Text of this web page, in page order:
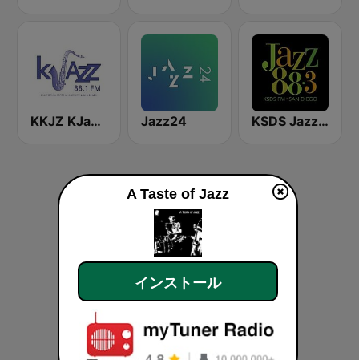
KKJZ KJazz 88.1 FM Jazz24 KSDS Jazz 88.3 FM
A Taste of Jazz
インストール